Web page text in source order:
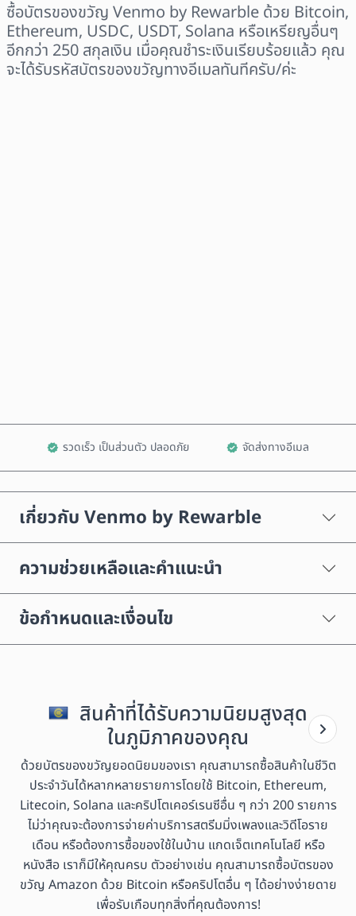
ซื้อบัตรของขวัญ Venmo by Rewarble ด้วย Bitcoin,
Ethereum, USDC, USDT, Solana หรือเหรียญอื่นๆ
อีกกว่า 250 สกุลเงิน เมื่อคุณชำระเงินเรียบร้อยแล้ว คุณ
จะได้รับรหัสบัตรของขวัญทางอีเมลทันทีครับ/ค่ะ
รวดเร็ว เป็นส่วนตัว ปลอดภัย จัดส่งทางอีเมล
เกี่ยวกับ Venmo by Rewarble
ความช่วยเหลือและคำแนะนำ
ข้อกำหนดและเงื่อนไข
สินค้าที่ได้รับความนิยมสูงสุด
ในภูมิภาคของคุณ
ด้วยบัตรของขวัญยอดนิยมของเรา คุณสามารถซื้อสินค้าในชีวิต
ประจำวันได้หลากหลายรายการโดยใช้ Bitcoin, Ethereum,
Litecoin, Solana และคริปโตเคอร์เรนซีอื่น ๆ กว่า 200 รายการ
ไม่ว่าคุณจะต้องการจ่ายค่าบริการสตรีมมิ่งเพลงและวิดีโอราย
เดือน หรือต้องการซื้อของใช้ในบ้าน แกดเจ็ตเทคโนโลยี หรือ
หนังสือ เราก็มีให้คุณครบ ตัวอย่างเช่น คุณสามารถซื้อบัตรของ
ขวัญ Amazon ด้วย Bitcoin หรือคริปโตอื่น ๆ ได้อย่างง่ายดาย
เพื่อรับเกือบทุกสิ่งที่คุณต้องการ!